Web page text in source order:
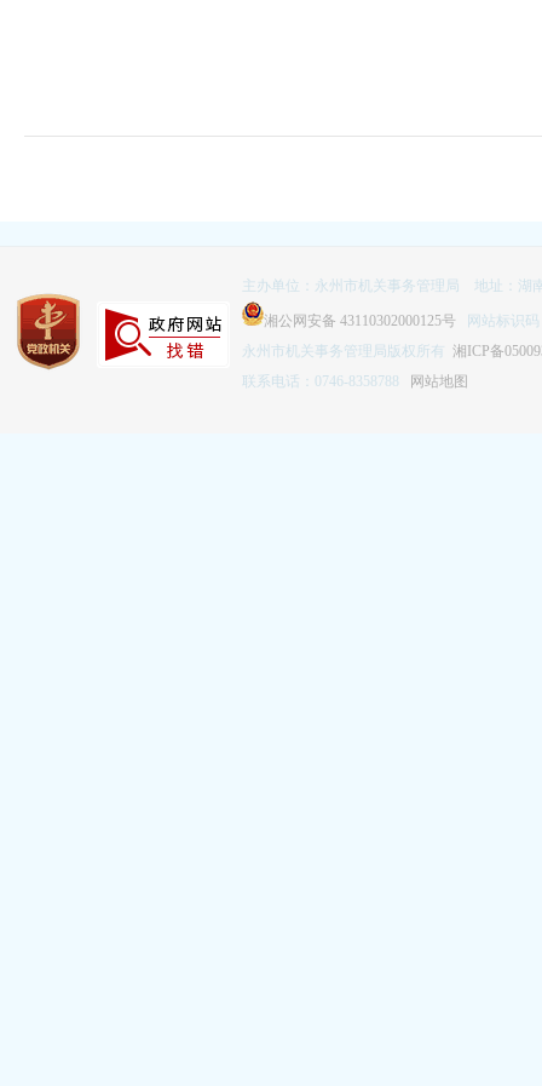
主办单位：永州市机关事务管理局 地址：湖
湘公网安备 43110302000125号
网站标识码
永州市机关事务管理局版权所有 湘ICP备
联系电话：0746-8358788 网站地图